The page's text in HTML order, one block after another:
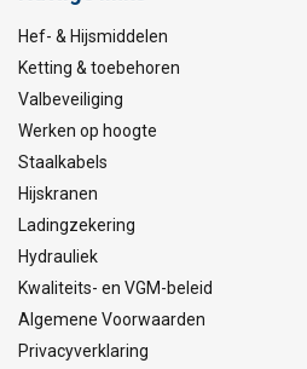
Hef- & Hijsmiddelen
Ketting & toebehoren
Valbeveiliging
Werken op hoogte
Staalkabels
Hijskranen
Ladingzekering
Hydrauliek
Kwaliteits- en VGM-beleid
Algemene Voorwaarden
Privacyverklaring